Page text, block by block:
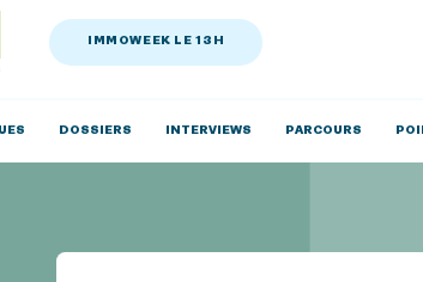
IMMOWEEK LE 13H
DOSSIERS INTERVIEWS PARCOURS